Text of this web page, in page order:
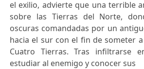
el exilio, advierte que una terrible
sobre las Tierras del Norte,
oscuras comandadas por un
hacia el sur con el fin de someter
Cuatro Tierras. Tras infiltrarse
estudiar al enemigo y conocer sus